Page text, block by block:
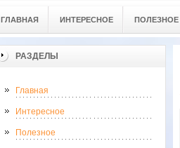
ГЛАВНАЯ ИНТЕРЕСНОЕ ПОЛЕЗНОЕ
РАЗДЕЛЫ
Главная
Интересное
Полезное